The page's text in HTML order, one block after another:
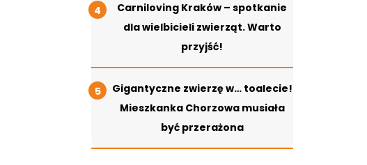
Carniloving Kraków – spotkanie
dla wielbicieli zwierząt. Warto
przyjść!
Gigantyczne zwierzę w… toalecie!
Mieszkanka Chorzowa musiała
być przerażona